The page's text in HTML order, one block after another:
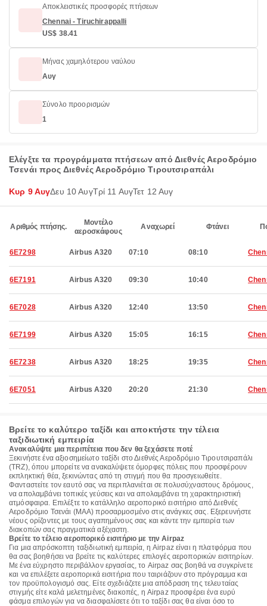
Αποκλειστικές προσφορές πτήσεων
Chennai - Tiruchirappalli
US$ 38.41
Μήνας χαμηλότερου ναύλου
Αυγ
Σύνολο προορισμών
1
Ελέγξτε τα προγράμματα πτήσεων από Διεθνές Αεροδρόμιο
Τσενάι προς Διεθνές Αεροδρόμιο Τιρουτσιραπάλι
Κυρ 9 ΑυγΔευ 10 ΑυγΤρί 11 ΑυγΤετ 12 Αυγ
Αριθμός πτήσης.
Μοντέλο
αεροσκάφους
Αναχωρεί Φτάνει
6E7298 Airbus A320 07:10 08:10
6E7191 Airbus A320 09:30 10:40
6E7028 Airbus A320 12:40 13:50
6E7199 Airbus A320 15:05 16:15
6E7238 Airbus A320 18:25 19:35
6E7051 Airbus A320 20:20 21:30
Βρείτε το καλύτερο ταξίδι και αποκτήστε την τέλεια
ταξιδιωτική εμπειρία
Ανακαλύψτε μια περιπέτεια που δεν θα ξεχάσετε ποτέ
Ξεκινήστε ένα αξιοσημείωτο ταξίδι στο Διεθνές Αεροδρόμιο Τιρουτσιραπάλι
(TRZ), όπου μπορείτε να ανακαλύψετε όμορφες πόλεις που προσφέρουν
εκπληκτική θέα, ξεκινώντας από τη στιγμή που θα προσγειωθείτε.
Φανταστείτε τον εαυτό σας να περιπλανιέται σε πολυσύχναστους δρόμους,
να απολαμβάνει τοπικές γεύσεις και να απολαμβάνει τη χαρακτηριστική
ατμόσφαιρα. Επιλέξτε το κατάλληλο αεροπορικό εισιτήριο από Διεθνές
Αεροδρόμιο Τσενάι (MAA) προσαρμοσμένο στις ανάγκες σας. Εξερευνήστε
νέους ορίζοντες με τους αγαπημένους σας και κάντε την εμπειρία των
διακοπών σας πραγματικά αξέχαστη.
Βρείτε το τέλειο αεροπορικό εισιτήριο με την Airpaz
Για μια απρόσκοπτη ταξιδιωτική εμπειρία, η Airpaz είναι η πλατφόρμα που
θα σας βοηθήσει να βρείτε τις καλύτερες επιλογές αεροπορικών εισιτηρίων.
Με ένα εύχρηστο περιβάλλον εργασίας, το Airpaz σας βοηθά να συγκρίνετε
και να επιλέξετε αεροπορικά εισιτήρια που ταιριάζουν στο πρόγραμμα και
τον προϋπολογισμό σας. Είτε σχεδιάζετε μια απόδραση της τελευταίας
στιγμής είτε καλά μελετημένες διακοπές, η Airpaz προσφέρει ένα ευρύ
φάσμα επιλογών για να διασφαλίσετε ότι το ταξίδι σας θα είναι όσο το